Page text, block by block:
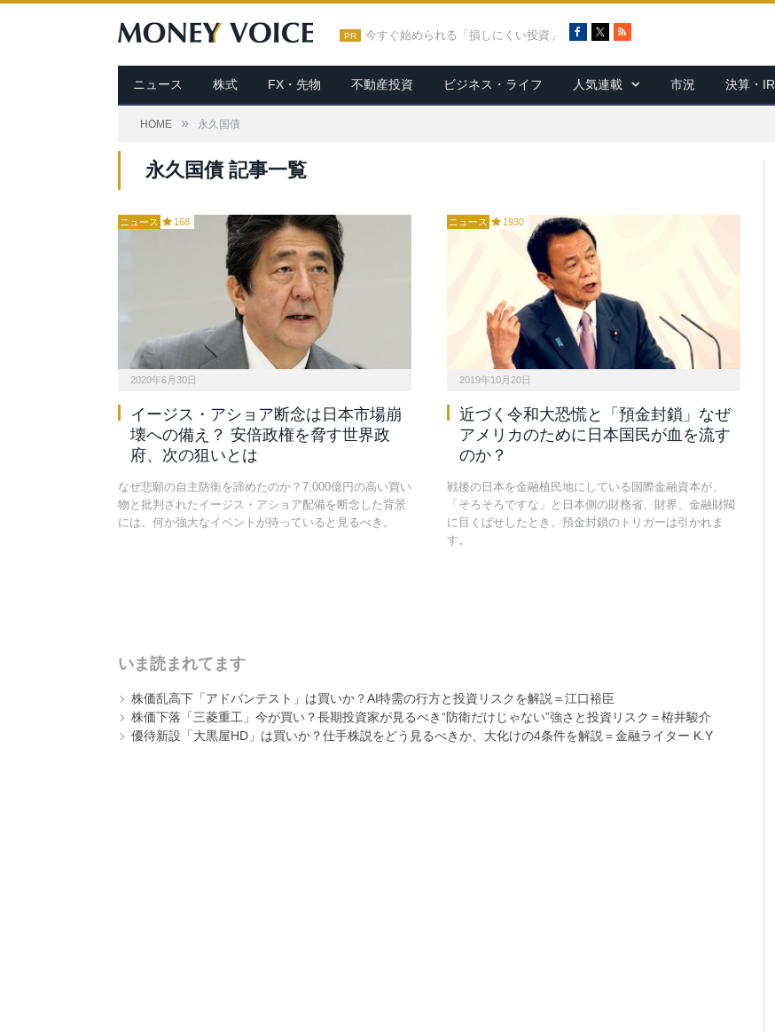
PR 今すぐ始められる「損しにくい投資」
c
e
b
R
S
ニュース 株式 FX・先物 不動産投資 ビジネス・ライフ 人気連載 市況 決算・IR
HOME » 永久国債
永久国債 記事一覧
ニュース 168
2020年6月30日
イージス・アショア断念は日本市場崩
壊への備え？ 安倍政権を脅す世界政
府、次の狙いとは
なぜ悲願の自主防衛を諦めたのか？7,000億円の高い買い
物と批判されたイージス・アショア配備を断念した背景
には、何か強大なイベントが待っていると見るべき。
ニュース 1930
2019年10月20日
近づく令和大恐慌と「預金封鎖」なぜ
アメリカのために日本国民が血を流す
のか？
戦後の日本を金融植民地にしている国際金融資本が、
「そろそろですな」と日本側の財務省、財界、金融財閥
に目くばせしたとき、預金封鎖のトリガーは引かれま
す。
いま読まれてます
株価乱高下「アドバンテスト」は買いか？AI特需の行方と投資リスクを解説＝江口裕臣
株価下落「三菱重工」今が買い？長期投資家が見るべき“防衛だけじゃない”強さと投資リスク＝栫井駿介
優待新設「大黒屋HD」は買いか？仕手株説をどう見るべきか、大化けの4条件を解説＝金融ライター K.Y